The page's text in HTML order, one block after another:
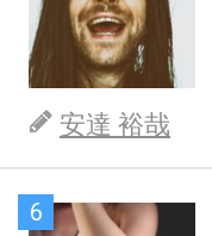
安達 裕哉
6